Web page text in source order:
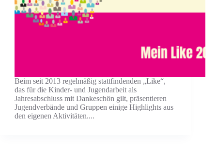
Beim seit 2013 regelmäßig stattfindenden „Like“,
das für die Kinder- und Jugendarbeit als
Jahresabschluss mit Dankeschön gilt, präsentieren
Jugendverbände und Gruppen einige Highlights aus
den eigenen Aktivitäten....